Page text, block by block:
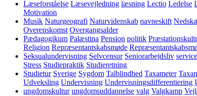
Læseforståelse Læsevejledning læsning Lectio Ledelse
Motivation
Musik Naturgeografi Naturvidenskab navneskift
Overenskomst Overgangsalder
Pædagogikum Palæstina Pension politik
Religion Repræsentantskabsmøde
Seksualundervisning Selvcensur Seniorarbejdsliv
Stress Studiepraktik Studieretning
Studietur Sverige Sygdom Talblindhed Taxameter
Udveksling Undervisning Undervisningsdifferentiering
ungdomskultur ungdomsuddannelse valg Valgkamp